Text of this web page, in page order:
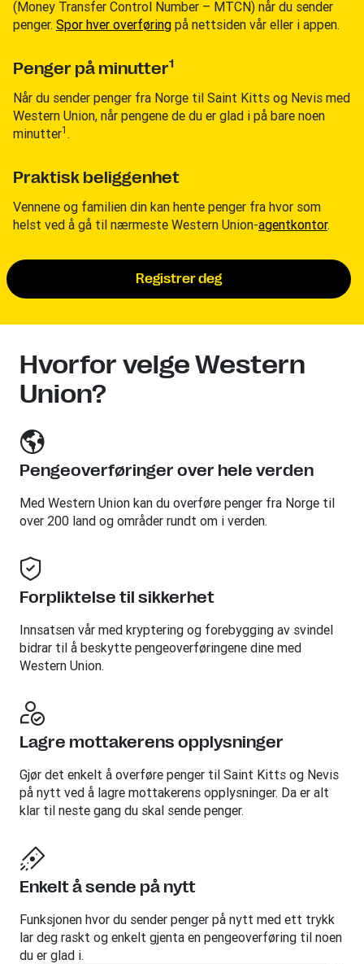
(Money Transfer Control Number – MTCN) når du sender
penger. Spor hver overføring på nettsiden vår eller i appen.
Penger på minutter1
Når du sender penger fra Norge til Saint Kitts og Nevis med
Western Union, når pengene de du er glad i på bare noen
minutter1 .
Praktisk beliggenhet
Vennene og familien din kan hente penger fra hvor som
helst ved å gå til nærmeste Western Union-agentkontor.
Registrer deg
Hvorfor velge Western
Union?
Pengeoverføringer over hele verden
Med Western Union kan du overføre penger fra Norge til
over 200 land og områder rundt om i verden.
Forpliktelse til sikkerhet
Innsatsen vår med kryptering og forebygging av svindel
bidrar til å beskytte pengeoverføringene dine med
Western Union.
Lagre mottakerens opplysninger
Gjør det enkelt å overføre penger til Saint Kitts og Nevis
på nytt ved å lagre mottakerens opplysninger. Da er alt
klar til neste gang du skal sende penger.
Enkelt å sende på nytt
Funksjonen hvor du sender penger på nytt med ett trykk
lar deg raskt og enkelt gjenta en pengeoverføring til noen
du er glad i.